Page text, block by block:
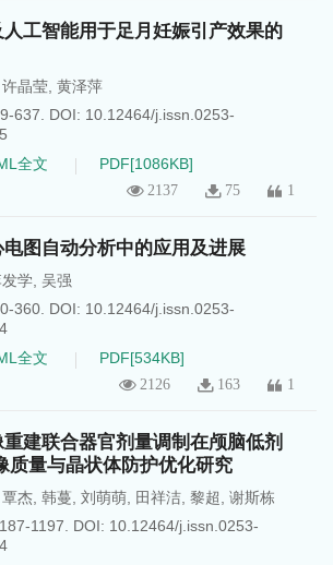
工智能用于足月妊娠引产效果的
许晶莹 黄泽萍
637.
DOI: 10.12464/j.issn.0253-
全文 PDF[1086KB]
2137 75 1
电图自动分析中的应用及进展
学 吴强
360. DOI: 10.12464/j.issn.0253-
全文 PDF[534KB]
2126 163 1
建联合器官剂量调制在颅脑低剂
质量与晶状体防护优化研究
覃杰 韩蔓 刘萌萌 田祥洁 黎超
谢斯栋
1197.
DOI: 10.12464/j.issn.0253-